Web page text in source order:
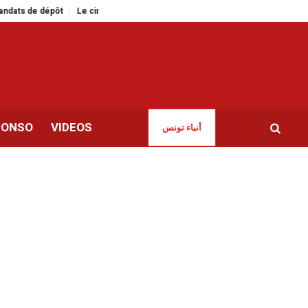
Le cinéma tunisien en force à la 15ᵉ édition du Festival du film
VIDEOS أنباء تونس